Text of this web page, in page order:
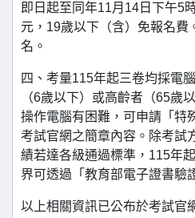
即日起至同年11月14日下午5
元，19歲以下（含）免報名費
名。
四、考量115年起三卷均採電
（6歲以下）或高齡者（65歲
操作電腦有困難，可申請「特
考試官網之簡章內容。除考試
績若達各級通過標準，115年
界可透過「教育部電子證書驗
以上相關資訊已公布於考試官